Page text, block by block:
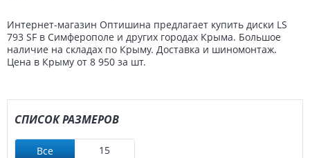
Интернет-магазин Оптишина предлагает купить диски LS
793 SF в Симферополе и других городах Крыма. Большое
наличие на складах по Крыму. Доставка и шиномонтаж.
Цена в Крыму от 8 950 за шт.
СПИСОК РАЗМЕРОВ
Все 15